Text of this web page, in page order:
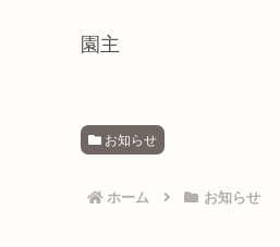
園主
お知らせ
ホーム お知らせ